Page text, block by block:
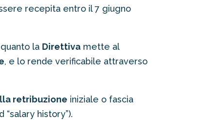
recepita entro il 7 giugno
la Direttiva mette al
, e lo rende verificabile attraverso
retribuzione iniziale o fascia
“salary history”).